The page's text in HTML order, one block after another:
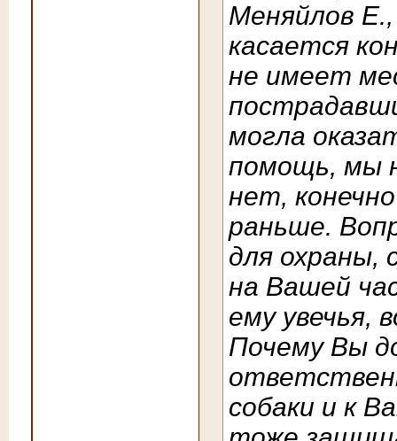
Меняйлов
касается
не имеет
могла
помощь, мы
нет,
раньше.
для охраны,
на Вашей
ему увечья,
Почему Вы
собаки и к